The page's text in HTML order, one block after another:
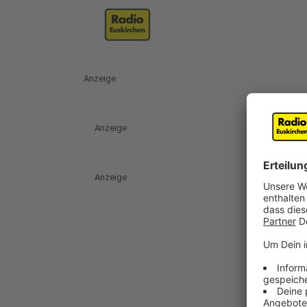
Anzeige
Anzeige
Anzeige